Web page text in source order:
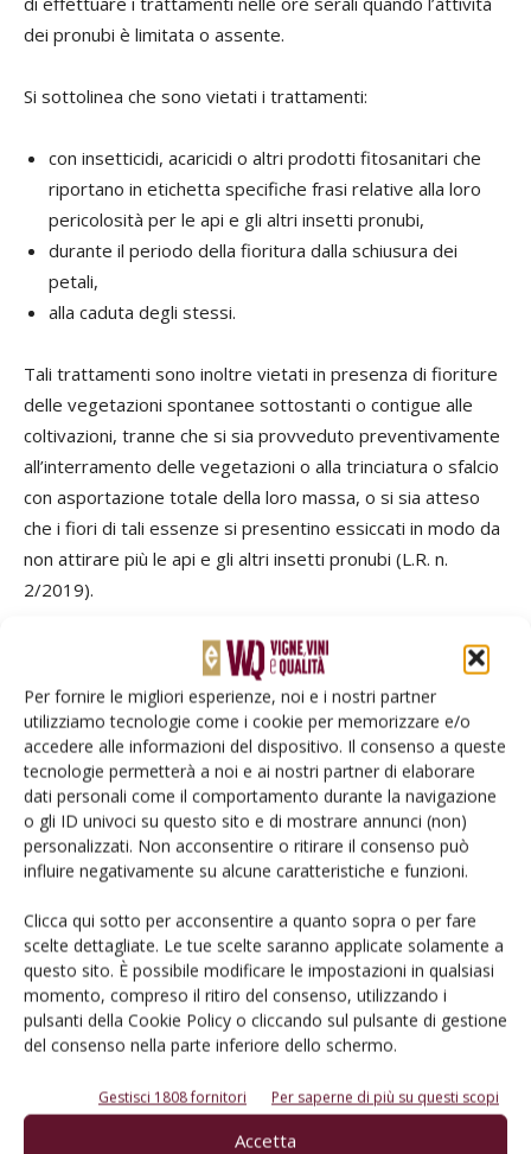
Per fornire le migliori esperienze, noi e i nostri partner
utilizziamo tecnologie come i cookie per memorizzare e/o
accedere alle informazioni del dispositivo. Il consenso a queste
tecnologie permetterà a noi e ai nostri partner di elaborare
dati personali come il comportamento durante la navigazione
o gli ID univoci su questo sito e di mostrare annunci (non)
personalizzati. Non acconsentire o ritirare il consenso può
influire negativamente su alcune caratteristiche e funzioni.
Clicca qui sotto per acconsentire a quanto sopra o per fare
scelte dettagliate. Le tue scelte saranno applicate solamente a
questo sito. È possibile modificare le impostazioni in qualsiasi
momento, compreso il ritiro del consenso, utilizzando i
pulsanti della Cookie Policy o cliccando sul pulsante di gestione
del consenso nella parte inferiore dello schermo.
Gestisci 1808 fornitori Per saperne di più su questi scopi
Accetta
dei pronubi è limitata o assente.
Si sottolinea che sono vietati i trattamenti:
con insetticidi, acaricidi o altri prodotti fitosanitari che
riportano in etichetta specifiche frasi relative alla loro
pericolosità per le api e gli altri insetti pronubi,
durante il periodo della fioritura dalla schiusura dei
petali,
alla caduta degli stessi.
Tali trattamenti sono inoltre vietati in presenza di fioriture
delle vegetazioni spontanee sottostanti o contigue alle
coltivazioni, tranne che si sia provveduto preventivamente
all’interramento delle vegetazioni o alla trinciatura o sfalcio
con asportazione totale della loro massa, o si sia atteso
che i fiori di tali essenze si presentino essiccati in modo da
non attirare più le api e gli altri insetti pronubi (L.R. n.
2/2019).
flavescenza dorata
Scaphoideus titanus
Facebook Twitter
Articoli correlati
Regione Veneto rafforza le azioni di
prevenzione e contenimento della
flavescenza dorata
Il monitoraggio del territorio per una
difesa efficace del vigneto